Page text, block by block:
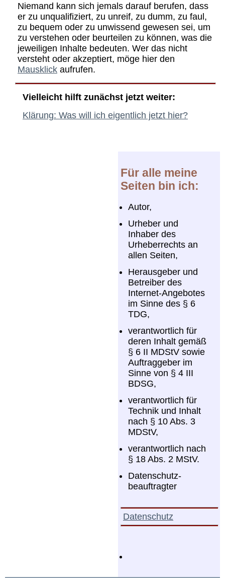
Niemand kann sich jemals darauf berufen, dass
er zu unqualifiziert, zu unreif, zu dumm, zu faul,
zu bequem oder zu unwissend gewesen sei, um
zu verstehen oder beurteilen zu können, was die
jeweiligen Inhalte bedeuten. Wer das nicht
versteht oder akzeptiert, möge hier den
Mausklick aufrufen.
Vielleicht hilft zunächst jetzt weiter:
Klärung: Was will ich eigentlich jetzt hier?
Für alle meine
Seiten bin ich:
Autor,
Urheber und
Inhaber des
Urheberrechts an
allen Seiten,
Herausgeber und
Betreiber des
Internet-Angebotes
im Sinne des § 6
TDG,
verantwortlich für
deren Inhalt gemäß
§ 6 II MDStV sowie
Auftraggeber im
Sinne von § 4 III
BDSG,
verantwortlich für
Technik und Inhalt
nach § 10 Abs. 3
MDStV,
verantwortlich nach
§ 18 Abs. 2 MStV.
Datenschutz-
beauftragter
Datenschutz